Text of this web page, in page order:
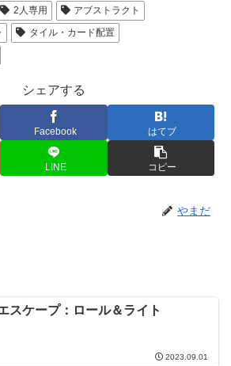
2人専用
アブストラクト
タイル・カード配置
シェアする
Facebook はてブ
LINE コピー
やまだ
スケープ：ロール＆ライト
2023.09.01